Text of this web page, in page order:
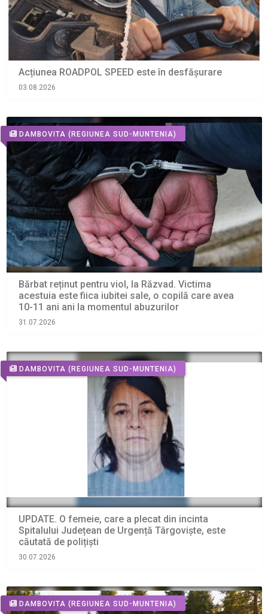
Acțiunea ROADPOL SPEED este în desfășurare
03.08.2026
DAMBOVITA (REGIUNEA SUD-MUNTENIA)
Bărbat reținut pentru viol, la Răzvad. Victima
acestuia este fiica iubitei sale, o copilă care avea
10-11 ani ani la momentul abuzurilor
31.07.2026
DAMBOVITA (REGIUNEA SUD-MUNTENIA)
UPDATE. O femeie, care a plecat din incinta
Spitalului Județean de Urgență Târgoviște, este
căutată de polițiști
30.07.2026
DAMBOVITA (REGIUNEA SUD-MUNTENIA)